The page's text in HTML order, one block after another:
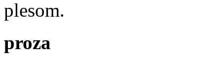
plesom.
proza